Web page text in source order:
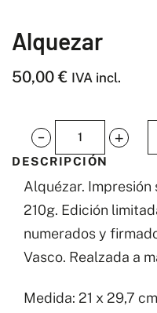
Alquezar
50,00€ IVA incl.
Alquezar
cantidad
DESCRIPCIÓN
Alquézar.
210g. Edición
numerados y
Vasco. Realzada a
Medida: 21 x 29,7